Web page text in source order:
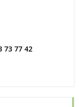
73 77 42